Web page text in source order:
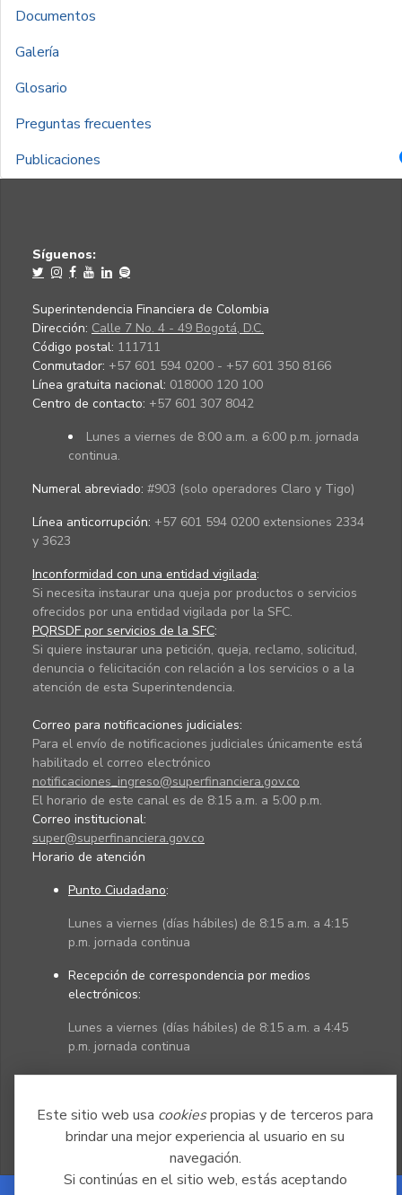
Este sitio web usa cookiespropias y de terceros para
brindar una mejor experiencia al usuario en su
navegación.
Si continúas en el sitio web, estás aceptando
Documentos
Galería
Glosario
Preguntas frecuentes
Publicaciones
Síguenos:
Superintendencia Financiera de Colombia
Dirección: Calle 7 No. 4 - 49 Bogotá, D.C.
Código postal: 111711
Conmutador: +57 601 594 0200 - +57 601 350 8166
Línea gratuita nacional: 018000 120 100
Centro de contacto: +57 601 307 8042
Lunes a viernes de 8:00 a.m. a 6:00 p.m. jornada
continua.
Numeral abreviado: #903 (solo operadores Claro y Tigo)
Línea anticorrupción: +57 601 594 0200 extensiones 2334
y 3623
Inconformidad con una entidad vigilada:
Si necesita instaurar una queja por productos o servicios
ofrecidos por una entidad vigilada por la SFC.
PQRSDF por servicios de la SFC:
Si quiere instaurar una petición, queja, reclamo, solicitud,
denuncia o felicitación con relación a los servicios o a la
atención de esta Superintendencia.
Correo para notificaciones judiciales:
Para el envío de notificaciones judiciales únicamente está
habilitado el correo electrónico
notificaciones_ingreso@superfinanciera.gov.co
El horario de este canal es de 8:15 a.m. a 5:00 p.m.
Correo institucional:
super@superfinanciera.gov.co
Horario de atención
Punto Ciudadano:
Lunes a viernes (días hábiles) de 8:15 a.m. a 4:15
p.m. jornada continua
Recepción de correspondencia por medios
electrónicos:
Lunes a viernes (días hábiles) de 8:15 a.m. a 4:45
p.m. jornada continua